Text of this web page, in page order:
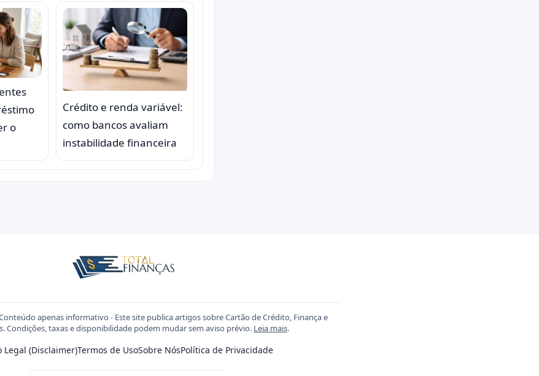
o
Crédito e renda variável:
como bancos avaliam
instabilidade financeira
apenas informativo - Este site publica artigos sobre Cartão de Crédito, Finança e
Condições, taxas e disponibilidade podem mudar sem aviso prévio. Leia mais.
Legal (Disclaimer)Termos de UsoSobre NósPolítica de Privacidade